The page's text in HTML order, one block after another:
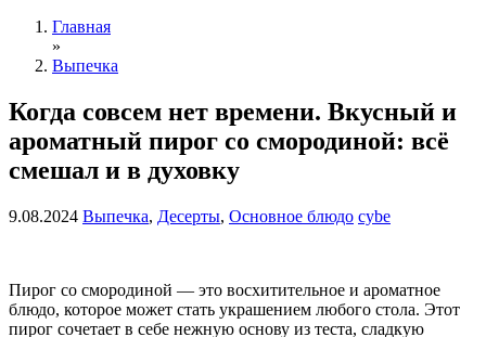
Главная
»
Выпечка
Когда совсем нет времени. Вкусный и
ароматный пирог со смородиной: всё
смешал и в духовку
9.08.2024 Выпечка, Десерты, Основное блюдо cybe
Пирог со смородиной — это восхитительное и ароматное
блюдо, которое может стать украшением любого стола. Этот
пирог сочетает в себе нежную основу из теста, сладкую